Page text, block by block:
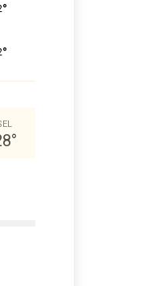
°
°
°